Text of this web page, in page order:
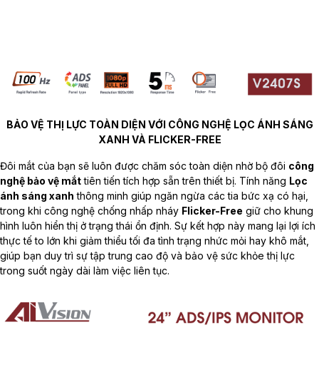
BẢO VỆ THỊ LỰC TOÀN DIỆN VỚI CÔNG NGHỆ LỌC ÁNH SÁNG
XANH VÀ FLICKER-FREE
Đôi mắt của bạn sẽ luôn được chăm sóc toàn diện nhờ bộ đôi công
nghệ bảo vệ mắttiên tiến tích hợp sẵn trên thiết bị. Tính năng Lọc
ánh sáng xanh thông minh giúp ngăn ngừa các tia bức xạ có hại,
trong khi công nghệ chống nhấp nháy Flicker-Free giữ cho khung
hình luôn hiển thị ở trạng thái ổn định. Sự kết hợp này mang lại lợi ích
thực tế to lớn khi giảm thiểu tối đa tình trạng nhức mỏi hay khô mắt,
giúp bạn duy trì sự tập trung cao độ và bảo vệ sức khỏe thị lực
trong suốt ngày dài làm việc liên tục.